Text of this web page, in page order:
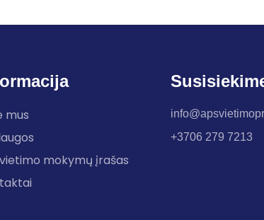
mus
mokymų įrašas
+3706 279 7213